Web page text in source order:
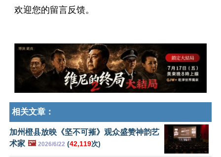
欢迎您的留言反馈。
相关文章：
加州橙县放映《坚不可摧》观众盛赞神韵艺
术家 🖼️ 2026/6/22 (42,119次)